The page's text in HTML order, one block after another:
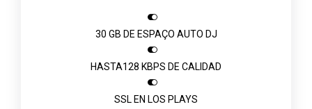

30 GB DE ESPAÇO AUTO DJ

HASTA128 KBPS DE CALIDAD

SSL EN LOS PLAYS